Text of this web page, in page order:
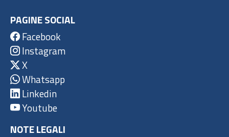
PAGINE SOCIAL
Facebook
Instagram
X
Whatsapp
Linkedin
Youtube
NOTE LEGALI